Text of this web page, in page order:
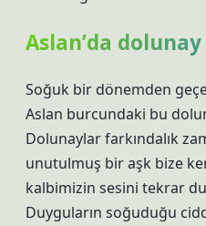
Aslan’da
Soğuk bir dönemden
Aslan burcundaki bu
Dolunaylar farkındalık
unutulmuş bir aşk bize
kalbimizin sesini tekrar
Duyguların soğuduğu